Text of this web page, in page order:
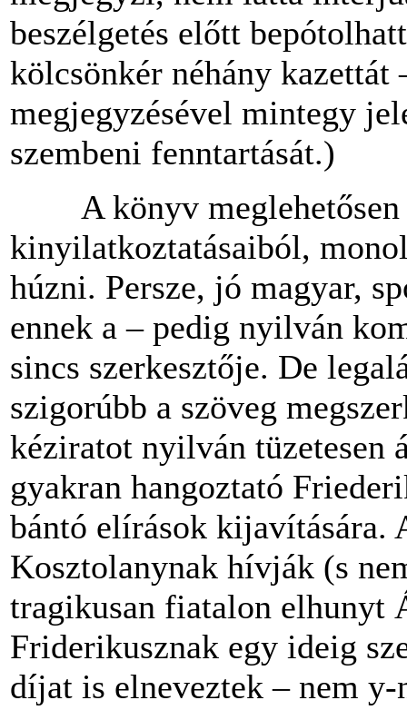
beszélgetés előtt
kölcsönkér néhány kazettát
megjegyzésével mintegy
szembeni fenntartását.)
A könyv meglehetősen
kinyilatkoztatásaiból,
húzni. Persze, jó magyar,
ennek a – pedig nyilván
sincs szerkesztője. De
szigorúbb a szöveg
kéziratot nyilván tüzetesen
gyakran hangoztató
bántó elírások kijavítására.
Kosztolanynak hívják (s
tragikusan fiatalon elhunyt
Friderikusznak egy ideig
díjat is elneveztek – nem